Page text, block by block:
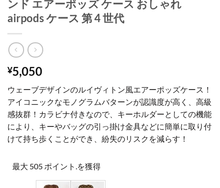
ンド エアーポッズ ケース おしゃれ
airpods ケース 第 4 世代
¥5,050
ウェーブデザインのルイヴィトン風エアーポッズケース！
アイコニックなモノグラムバターンが認識度が高く、高級
感抜群！カラビナ付きなので、キーホルダーとしての機能
により、キーやバッグの引っ掛け金具などに簡単に取り付
けて持ち歩くことができ、紛失のリスクを減らす！
最大 505 ポイント.を獲得